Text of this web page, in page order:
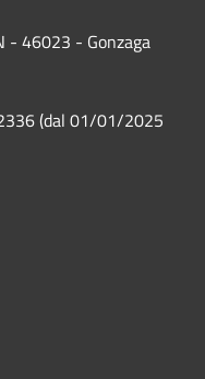
- 46023 - Gonzaga
(dal 01/01/2025